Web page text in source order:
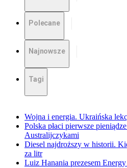
Polecane
Najnowsze
Tagi
Wojna i energia. Ukraińska
Polska płaci pierwsze
Australijczykami
Diesel najdroższy w historii.
za litr
Luiz Hanania prezesem